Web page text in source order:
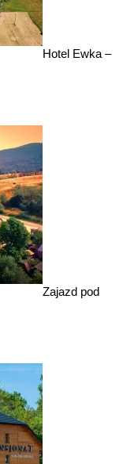
Hotel Ewka –
Zajazd pod